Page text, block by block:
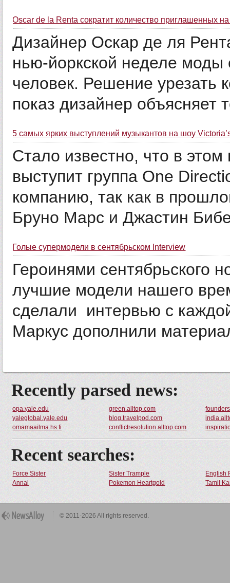
Oscar de la Renta сократит количество приглашенных
Дизайнер Оскар де ля
нью-йоркской неделе
человек. Решение урезать
показ дизайнер объясняет
5 самых ярких выступлений музыкантов на шоу
Стало известно, что в этом
выступит группа One
компанию, так как в
Бруно Марс и Джастин
Голые супермодели в сентябрьском Interview
Героинями сентябрьского
лучшие модели нашего
сделали интервью с
Маркус дополнили
Recently parsed news:
opa.yale.edu green.alltop.com
yaleglobal.yale.edu
blog.travelpod.com
omamaailma.hs.fi
conflictresolution.alltop.com
Recent searches:
Force Sister Sister Trample
English
Annal
Pokemon Heartgold Tamil
© 2011-2026 All rights reserved.